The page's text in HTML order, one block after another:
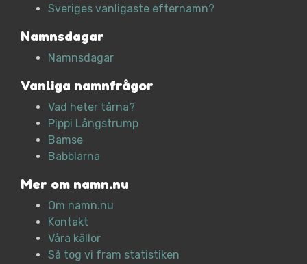
Sveriges vanligaste efternamn?
Namnsdagar
Namnsdagar
Vanliga namnfrågor
Vad heter tårna?
Pippi Långstrump
Bamse
Babblarna
Mer om namn.nu
Om namn.nu
Kontakt
Våra källor
Så tog vi fram statistiken